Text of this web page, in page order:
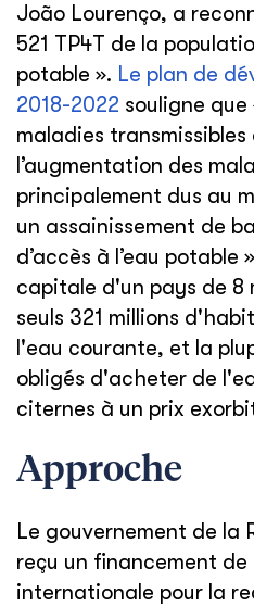
João Lourenço, a
521 TP4T de la
potable ». Le plan de
2018-2022 souligne
maladies transmissibles
l’augmentation des
principalement dus au
un assainissement de
d’accès à l’eau potable
capitale d'un pays de 8
seuls 321 millions
l'eau courante, et la
obligés d'acheter de
citernes à un prix
Approche
Le gouvernement de la
reçu un financement de
internationale pour la